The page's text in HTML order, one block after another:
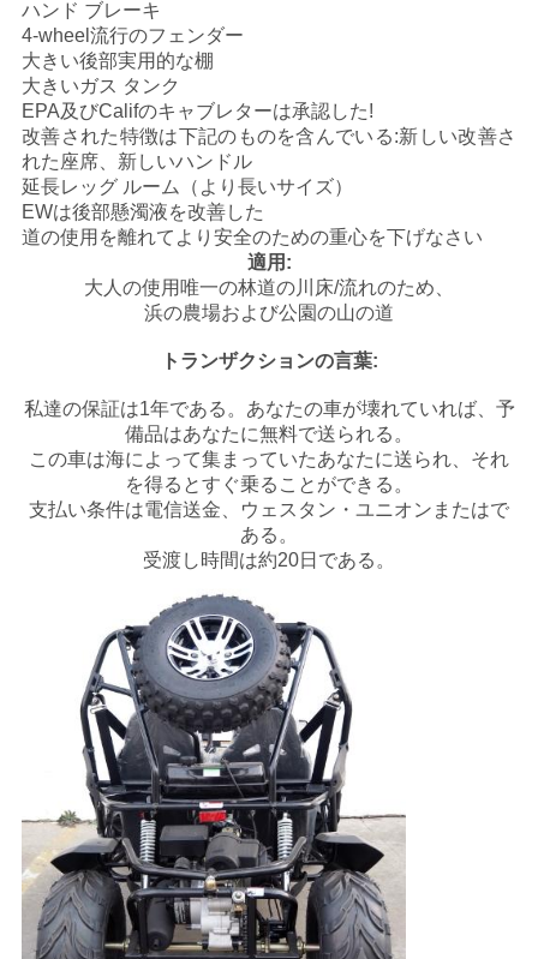
シ
ー
ハンド ブレーキ
4-wheel流行のフェンダー
大きい後部実用的な棚
大きいガス タンク
EPA及びCalifのキャブレターは承認した!
改善された特徴は下記のものを含んでいる:新しい改善さ
れた座席、新しいハンドル
延長レッグ ルーム（より長いサイズ）
EWは後部懸濁液を改善した
道の使用を離れてより安全のための重心を下げなさい
適用:
大人の使用唯一の林道の川床/流れのため、
浜の農場および公園の山の道
トランザクションの言葉:
私達の保証は1年である。あなたの車が壊れていれば、予
備品はあなたに無料で送られる。
この車は海によって集まっていたあなたに送られ、それ
を得るとすぐ乗ることができる。
支払い条件は電信送金、ウェスタン・ユニオンまたはで
ある。
受渡し時間は約20日である。